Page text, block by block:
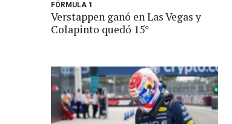
FÓRMULA 1
Verstappen ganó en Las Vegas y
Colapinto quedó 15°